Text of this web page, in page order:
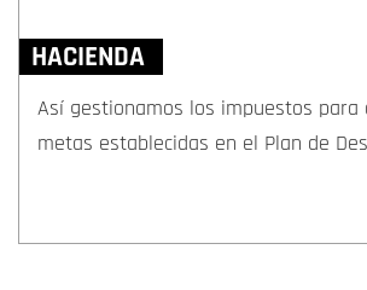
HACIENDA
Así gestionamos los impuestos para
metas establecidas en el Plan de